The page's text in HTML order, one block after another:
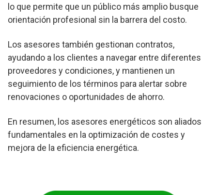
lo que permite que un público más amplio busque
orientación profesional sin la barrera del costo.
Los asesores también gestionan contratos,
ayudando a los clientes a navegar entre diferentes
proveedores y condiciones, y mantienen un
seguimiento de los términos para alertar sobre
renovaciones o oportunidades de ahorro.
En resumen, los asesores energéticos son aliados
fundamentales en la optimización de costes y
mejora de la eficiencia energética.